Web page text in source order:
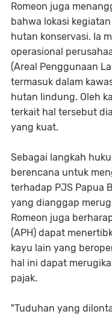
Romeon juga
bahwa lokasi
hutan konservasi. Ia
operasional
(Areal Penggunaan
termasuk dalam
hutan lindung. Oleh
terkait hal tersebut
yang kuat.
Sebagai langkah
berencana untuk
terhadap PJS Papua
yang dianggap
Romeon juga
(APH) dapat
kayu lain yang
hal ini dapat
pajak.
"Tuduhan yang